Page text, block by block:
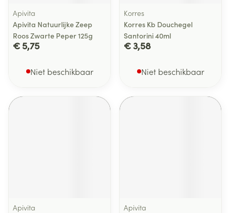
Apivita
Apivita Natuurlijke Zeep
Roos Zwarte Peper 125g
€ 5,75
Niet beschikbaar
Korres
Korres Kb Douchegel
Santorini 40ml
€ 3,58
Niet beschikbaar
Apivita
Apivita